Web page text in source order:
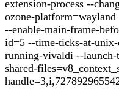
extension-process --
ozone-
--enable-main-frame-
id=5 --time-ticks-at-
running-vivaldi --
shared-